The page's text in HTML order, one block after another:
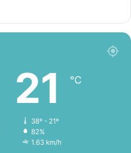
21 ℃
38º - 21º
82%
1.63 km/h